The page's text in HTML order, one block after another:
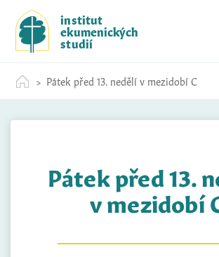
c
institut
ekumenických
studií
Pátek před 13. nedělí v mezidobí C
Pátek před 13.
v mezidobí